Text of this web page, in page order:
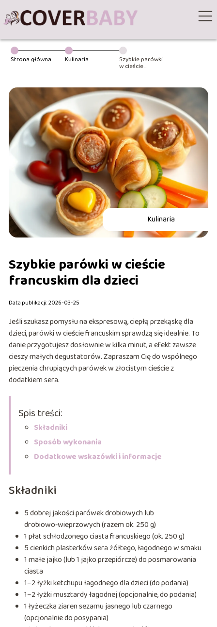
Strona główna Kulinaria Szybkie parówki
w cieście
Kulinaria
Szybkie parówki w cieście
francuskim dla dzieci
Data publikacji: 2026-03-25
Jeśli szukasz pomysłu na ekspresową, ciepłą przekąskę dla
dzieci, parówki w cieście francuskim sprawdzą się idealnie. To
danie przygotujesz dosłownie w kilka minut, a efekt zawsze
cieszy małych degustatorów. Zapraszam Cię do wspólnego
pieczenia chrupiących parówek w złocistym cieście z
dodatkiem sera.
Spis treści:
Składniki
Sposób wykonania
Dodatkowe wskazówki i informacje
Składniki
5 dobrej jakości parówek drobiowych lub
drobiowo‑wieprzowych (razem ok. 250 g)
1 płat schłodzonego ciasta francuskiego (ok. 250 g)
5 cienkich plasterków sera żółtego, łagodnego w smaku
1 małe jajko (lub 1 jajko przepiórcze) do posmarowania
ciasta
1–2 łyżki ketchupu łagodnego dla dzieci (do podania)
1–2 łyżki musztardy łagodnej (opcjonalnie, do podania)
1 łyżeczka ziaren sezamu jasnego lub czarnego
(opcjonalnie do posypania)